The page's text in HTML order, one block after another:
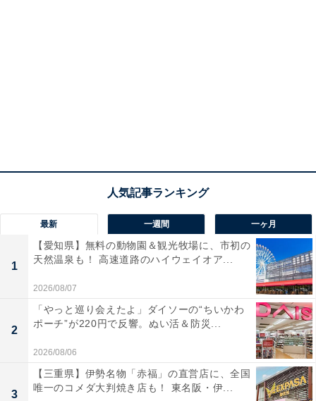
最新 一週間 一ヶ月
1
【愛知県】無料の動物園＆観光牧場に、市初の
天然温泉も！ 高速道路のハイウェイオア...
2026/08/07
2
「やっと巡り会えたよ」ダイソーの“ちいかわ
ポーチ”が220円で反響。ぬい活＆防災...
2026/08/06
3
【三重県】伊勢名物「赤福」の直営店に、全国
唯一のコメダ大判焼き店も！ 東名阪・伊...